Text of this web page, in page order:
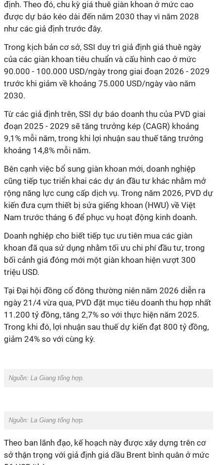
định. Theo đó, chu kỳ giá thuê giàn khoan ở mức cao
được dự báo kéo dài đến năm 2030 thay vì năm 2028
như các giả định trước đây.
Trong kịch bản cơ sở, SSI duy trì giả định giá thuê ngày
của các giàn khoan tiêu chuẩn và cấu hình cao ở mức
90.000 - 100.000 USD/ngày trong giai đoạn 2026 - 2029
trước khi giảm về khoảng 75.000 USD/ngày vào năm
2030.
Từ các giả định trên, SSI dự báo doanh thu của PVD giai
đoạn 2025 - 2029 sẽ tăng trưởng kép (CAGR) khoảng
9,1% mỗi năm, trong khi lợi nhuận sau thuế tăng trưởng
khoảng 14,8% mỗi năm.
Bên cạnh việc bổ sung giàn khoan mới, doanh nghiệp
cũng tiếp tục triển khai các dự án đầu tư khác nhằm mở
rộng năng lực cung cấp dịch vụ. Trong năm 2026, PVD dự
kiến đưa cụm thiết bị sửa giếng khoan (HWU) về Việt
Nam trước tháng 6 để phục vụ hoạt động kinh doanh.
Doanh nghiệp cho biết tiếp tục ưu tiên mua các giàn
khoan đã qua sử dụng nhằm tối ưu chi phí đầu tư, trong
bối cảnh giá đóng mới một giàn khoan hiện vượt 300
triệu USD.
Tại Đại hội đồng cổ đông thường niên năm 2026 diễn ra
ngày 21/4 vừa qua, PVD đặt mục tiêu doanh thu hợp nhất
11.200 tỷ đồng, tăng 2,7% so với thực hiện năm 2025.
Trong khi đó, lợi nhuận sau thuế dự kiến đạt 800 tỷ đồng,
giảm 24% so với cùng kỳ.
Nguồn: La Giang tổng hợp.
Nguồn: La Giang tổng hợp.
Theo ban lãnh đạo, kế hoạch này được xây dựng trên cơ
sở thận trọng với giả định giá dầu Brent bình quân ở mức